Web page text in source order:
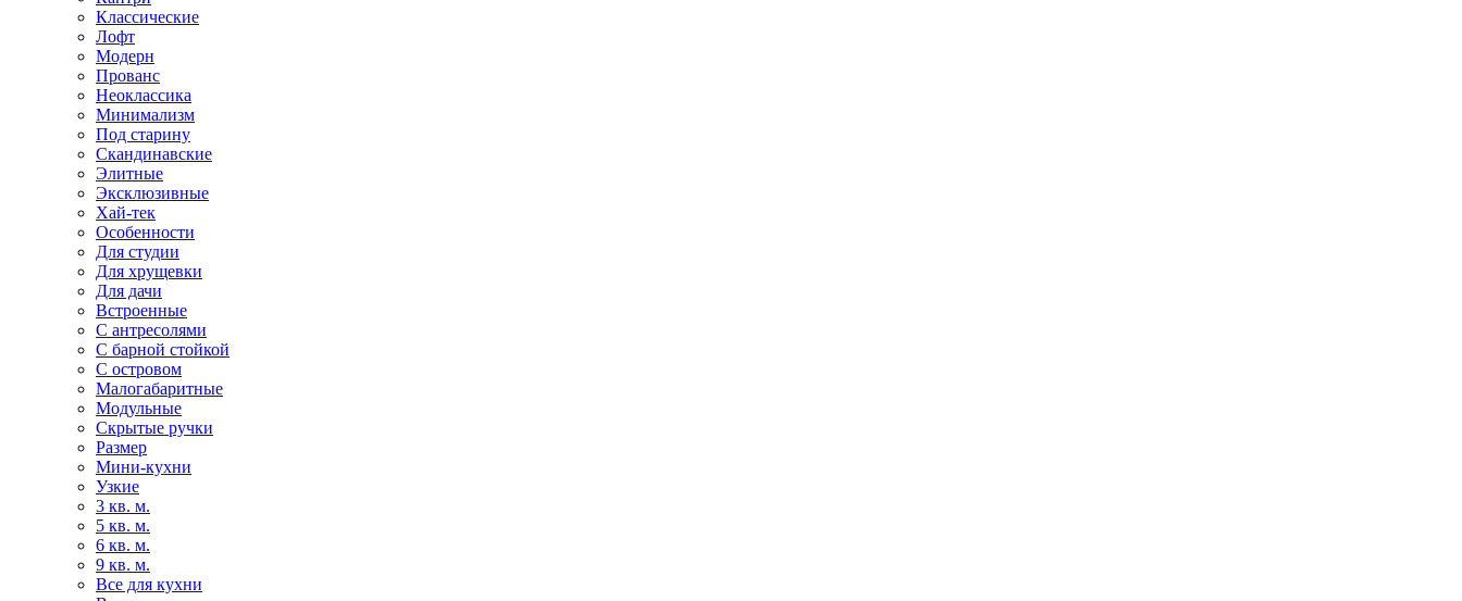
Классические
Лофт
Модерн
Прованс
Неоклассика
Минимализм
Под старину
Скандинавские
Элитные
Эксклюзивные
Хай-тек
Особенности
Для студии
Для хрущевки
Для дачи
Встроенные
С антресолями
С барной стойкой
С островом
Малогабаритные
Модульные
Скрытые ручки
Размер
Мини-кухни
Узкие
3 кв. м.
5 кв. м.
6 кв. м.
9 кв. м.
Все для кухни